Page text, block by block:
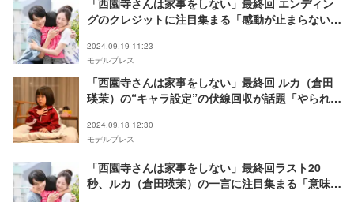
「西園寺さんは家事をしない」最終回 エンディン
グのクレジットに注目集まる「感動が止まらない」
2024.09.19 11:23
モデルプレス
「西園寺さんは家事をしない」最終回 ルカ（倉田
瑛茉）の“キャラ設定”の伏線回収が話題「やられ
2024.09.18 12:30
モデルプレス
「西園寺さんは家事をしない」最終回ラスト20
秒、ルカ（倉田瑛茉）の一言に注目集まる「意味